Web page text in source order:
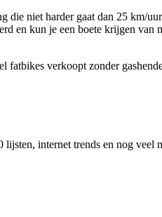
die niet harder gaat dan 25 km/
en kun je een boete krijgen
fatbikes verkoopt zonder
internet trends en nog veel